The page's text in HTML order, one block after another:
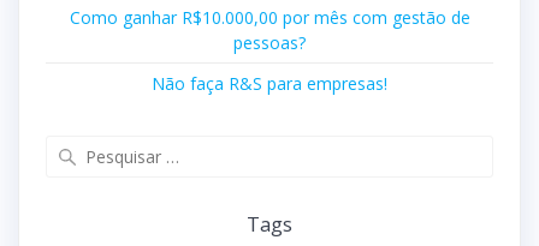
Como ganhar R$10.000,00 por mês com gestão de
pessoas?
Não faça R&S para empresas!
Tags